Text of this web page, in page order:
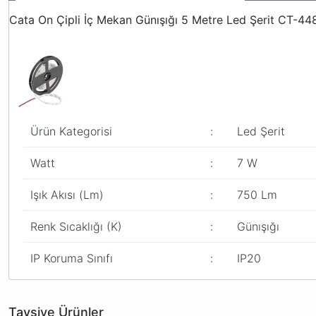
Cata On Çipli İç Mekan Günışığı 5 Metre Led Şerit CT-
Ürün Kategorisi : Led Şerit
Watt : 7 W
Işık Akısı (Lm) : 750 Lm
Renk Sıcaklığı (K) : Günışığı
IP Koruma Sınıfı : IP20
Tavsiye Ürünler